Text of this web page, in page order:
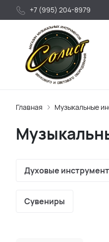
+7 (995) 204-8979
Главная Музыкальные
Духовые
Сувениры